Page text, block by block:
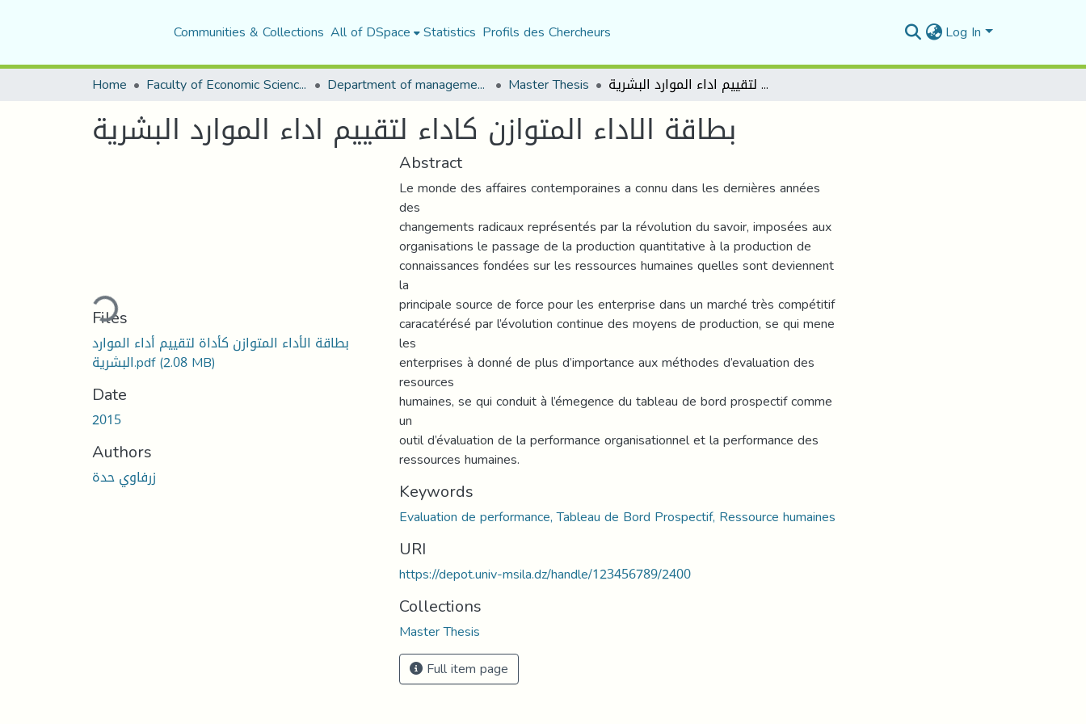
Communities & Collections All of DSpace Statistics Profils des Chercheurs Log In
Home Faculty of Economic Sciences, Commerce and Management Sciences Department of management sciences Master Thesis بطاقة الاداء المتوازن كاداء لتقييم اداء الموارد البشرية
بطاقة الاداء المتوازن كاداء لتقييم اداء الموارد البشرية
Loading...
Files
بطاقة الأداء المتوازن كأداة لتقييم أداء الموارد
البشرية.pdf(2.08 MB)
Date
2015
Authors
زرفاوي حدة
Abstract
Le monde des affaires contemporaines a connu dans les dernières années
des
changements radicaux représentés par la révolution du savoir, imposées aux
organisations le passage de la production quantitative à la production de
connaissances fondées sur les ressources humaines quelles sont deviennent
la
principale source de force pour les enterprise dans un marché très compétitif
caracatérésé par l’évolution continue des moyens de production, se qui mene
les
enterprises à donné de plus d’importance aux méthodes d’evaluation des
resources
humaines, se qui conduit à l’émegence du tableau de bord prospectif comme
un
outil d’évaluation de la performance organisationnel et la performance des
ressources humaines.
Keywords
Evaluation de performance, Tableau de Bord Prospectif, Ressource humaines
URI
https://depot.univ-msila.dz/handle/123456789/2400
Collections
Master Thesis
Full item page